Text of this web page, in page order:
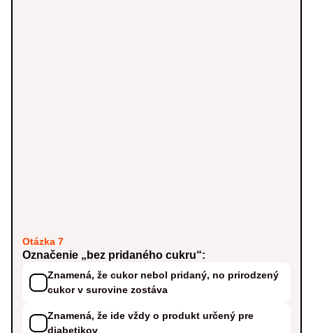
Otázka 7
Označenie „bez pridaného cukru“:
Znamená, že cukor nebol pridaný, no prirodzený
cukor v surovine zostáva
Znamená, že ide vždy o produkt určený pre
diabetikov